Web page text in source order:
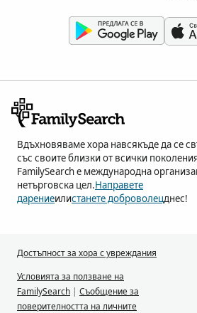
Вдъхновяваме хора навсякъде да се
със своите близки от всички
FamilySearch е международна
нетърговска цел.Направете
дарениеилистанете доброволецднес!
Достъпност за хора с увреждания
Условията за ползване на
FamilySearch | Съобщение за
поверителността на личните